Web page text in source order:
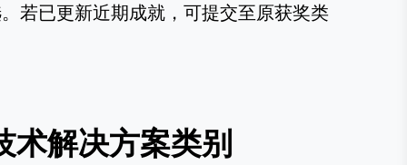
若已更新近期成就，可提交至原获奖类
术解决方案类别